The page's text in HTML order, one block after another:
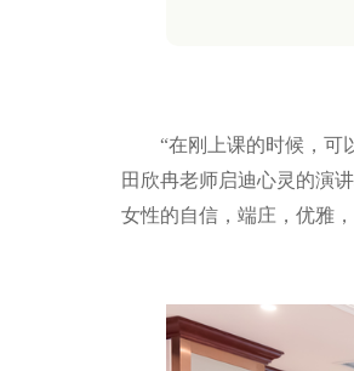
“在刚上课的时候，可以
田欣冉老师启迪心灵的演
女性的自信，端庄，优雅